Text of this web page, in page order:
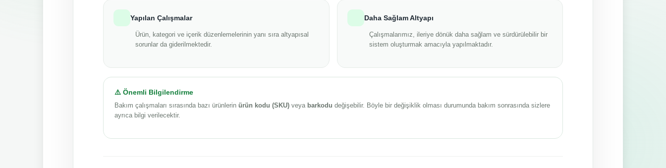
Yapılan Çalışmalar
Ürün, kategori ve içerik düzenlemelerinin yanı sıra altyapısal
sorunlar da giderilmektedir.
Daha Sağlam Altyapı
Çalışmalarımız, ileriye dönük daha sağlam ve sürdürülebilir bir
sistem oluşturmak amacıyla yapılmaktadır.
⚠️ Önemli Bilgilendirme
Bakım çalışmaları sırasında bazı ürünlerin ürün kodu (SKU) veya barkodu değişebilir. Böyle bir değişiklik olması durumunda bakım sonrasında sizlere
ayrıca bilgi verilecektir.